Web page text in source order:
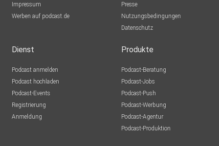
Impressum
Werben auf podcast.de
Presse
Nutzungsbedingungen
Datenschutz
Dienst
Podcast anmelden
Podcast hochladen
Podcast-Events
Registrierung
Anmeldung
Produkte
Podcast-Beratung
Podcast-Jobs
Podcast-Push
Podcast-Werbung
Podcast-Agentur
Podcast-Produktion